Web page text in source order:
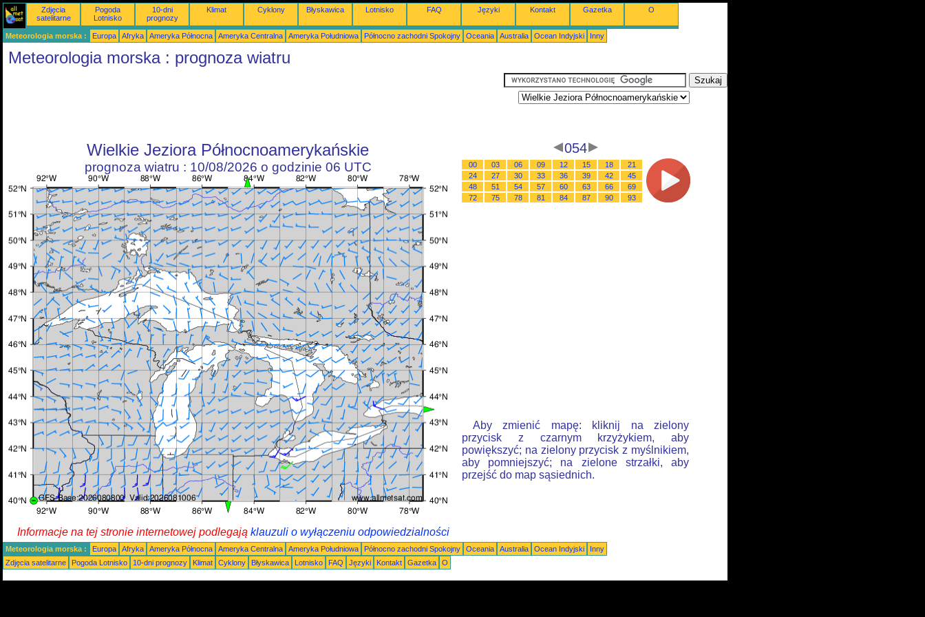
Zdjęcia
satelitarne
Pogoda
Lotnisko
10-dni
prognozy
Klimat Cyklony Błyskawica Lotnisko FAQ Języki Kontakt Gazetka O
Meteorologia morska : Europa Afryka Ameryka Północna Ameryka Centralna Ameryka Południowa Północno zachodni Spokojny Oceania Australia Ocean Indyjski Inny
Meteorologia morska : prognoza wiatru
Wielkie Jeziora Północnoamerykańskie
prognoza wiatru : 10/08/2026 o godzinie 06 UTC
054
00 03 06 09 12 15 18
21
24
27 30 33 36 39 42
45
48
51 54 57 60 63 66
69
72
75 78 81 84 87 90 93
Aby zmienić mapę: kliknij na zielony
przycisk z czarnym krzyżykiem, aby
powiększyć; na zielony przycisk z myślnikiem,
aby pomniejszyć; na zielone strzałki, aby
przejść do map sąsiednich.
Informacje na tej stronie internetowej podlegają klauzuli o wyłączeniu odpowiedzialności
Meteorologia morska : Europa Afryka Ameryka Północna Ameryka Centralna Ameryka Południowa Północno zachodni Spokojny Oceania Australia Ocean Indyjski
Inny
Zdjęcia satelitarne
Pogoda Lotnisko 10-dni prognozy Klimat Cyklony Błyskawica Lotnisko FAQ Języki Kontakt Gazetka O